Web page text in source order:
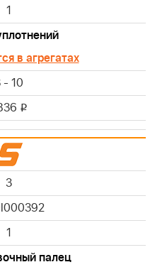
1
в агрегатах
- 10
i
3
1
палец